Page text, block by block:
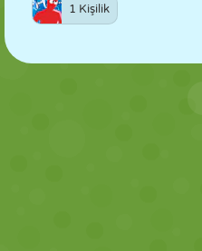
1 Kişilik